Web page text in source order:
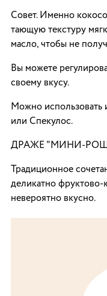
Совет. Именно
тающую текстуру
масло, чтобы не
Вы можете
своему вкусу.
Можно использовать
или Спекулос.
ДРАЖЕ "МИНИ-
Традиционное
деликатно
невероятно вкусно.